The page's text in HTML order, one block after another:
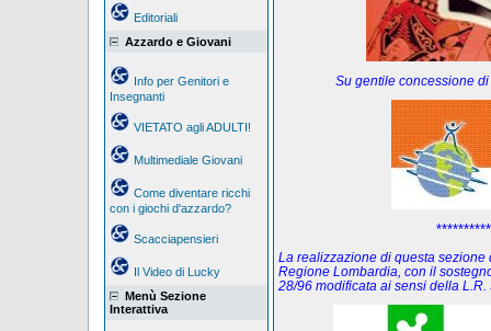
Editoriali
Azzardo e Giovani
Info per Genitori e
Insegnanti
VIETATO agli ADULTI!
Multimediale Giovani
Come diventare ricchi
con i giochi d'azzardo?
Scacciapensieri
Il Video di Lucky
Menù Sezione
Interattiva
Su gentile concessione
La realizzazione di questa sezione
Regione Lombardia, con il
28/96 modificata ai sensi della